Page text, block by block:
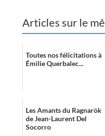
Articles sur le
Toutes nos félicitations à
Émilie Querbalec...
Les Amants du Ragnarök
de Jean-Laurent Del
Socorro